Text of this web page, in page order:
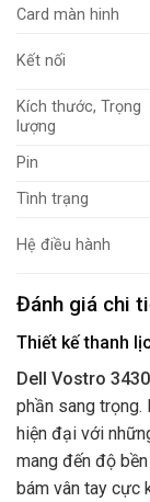
Card màn hinh
Kết nối
Kích thước, Trọng
lượng
Pin
Tình trạng
Hệ điều hành
Đánh giá chi
Thiết kế thanh
Dell Vostro 3430
phần sang trọng.
hiện đại với
mang đến độ
bám vân tay cực